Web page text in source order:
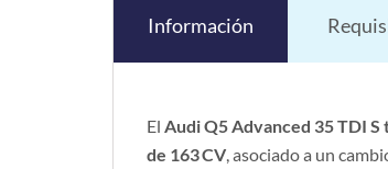
Información
El Audi Q5 Advanced 35 TDI S
de 163 CV, asociado a un